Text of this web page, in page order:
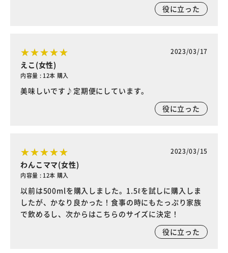
役に立った
2023/03/17
えこ(女性)
内容量 : 12本 購入
美味しいです♪定期便にしています。
役に立った
2023/03/15
わんこママ(女性)
内容量 : 12本 購入
以前は500mlを購入しました。1.5ℓを試しに購入しま
したが、かなり良かった！食事の時にもたっぷり家族
で飲めるし、次からはこちらのサイズに決定！
役に立った